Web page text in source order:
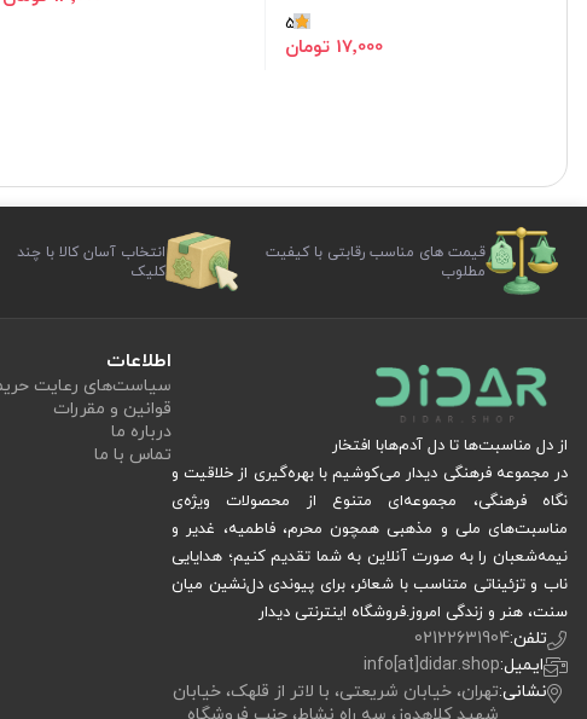
5
17٬000 تومان
قیمت های مناسب رقابتی با کیفیت
مطلوب
انتخاب آسان کالا با چند
کلیک
از دل مناسبت‌ها تا دل آدم‌هابا افتخار
در مجموعه فرهنگی دیدار می‌کوشیم با بهره‌گیری از خلاقیت و
نگاه فرهنگی، مجموعه‌ای متنوع از محصولات ویژه‌ی
مناسبت‌های ملی و مذهبی همچون محرم، فاطمیه، غدیر و
نیمه‌شعبان را به صورت آنلاین به شما تقدیم کنیم؛ هدایایی
ناب و تزئیناتی متناسب با شعائر، برای پیوندی دل‌نشین میان
سنت، هنر و زندگی امروز.فروشگاه اینترنتی دیدار
تلفن:02122631904
ایمیل:info[at]didar.shop
نشانی:تهران، خیابان شریعتی، با لاتر از قلهک، خیابان
اطلاعات
سیاست‏‌های رعایت
قوانین و مقررات
درباره ما
تماس با ما